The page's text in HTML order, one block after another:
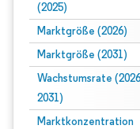
(2025)
Marktgröße (2026)
Marktgröße (2031)
Wachstumsrate
2031)
Marktkonzentration